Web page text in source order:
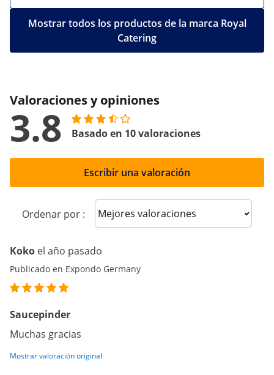
Mostrar todos los productos de la marca Royal
Catering
Valoraciones y opiniones
3.8 Basado en 10 valoraciones
Escribir una valoración
Ordenar por : Sort reviews
Koko el año pasado
Publicado en Expondo Germany
Saucepinder
Muchas gracias
Mostrar valoración original